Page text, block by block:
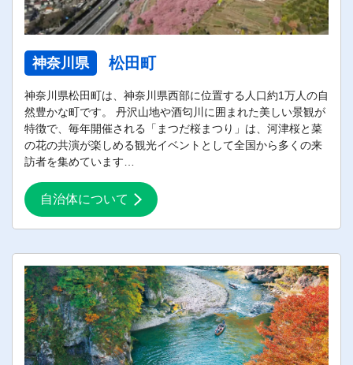
神奈川県 松田町
神奈川県松田町は、神奈川県西部に位置する人口約1万人の自
然豊かな町です。 丹沢山地や酒匂川に囲まれた美しい景観が
特徴で、毎年開催される「まつだ桜まつり」は、河津桜と菜
の花の共演が楽しめる観光イベントとして全国から多くの来
訪者を集めています…
自治体について